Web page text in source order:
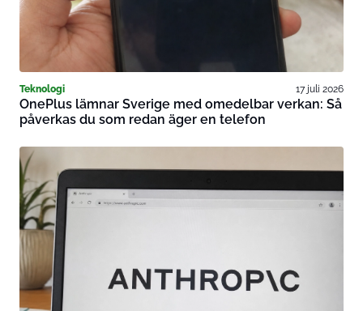
Teknologi 17 juli 2026
OnePlus lämnar Sverige med omedelbar verkan: Så
påverkas du som redan äger en telefon